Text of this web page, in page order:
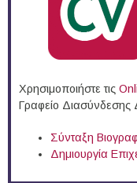
Χρησιμοποιήστε τις
Γραφείο Διασύνδεσης
Σύνταξη
Δημιουργία